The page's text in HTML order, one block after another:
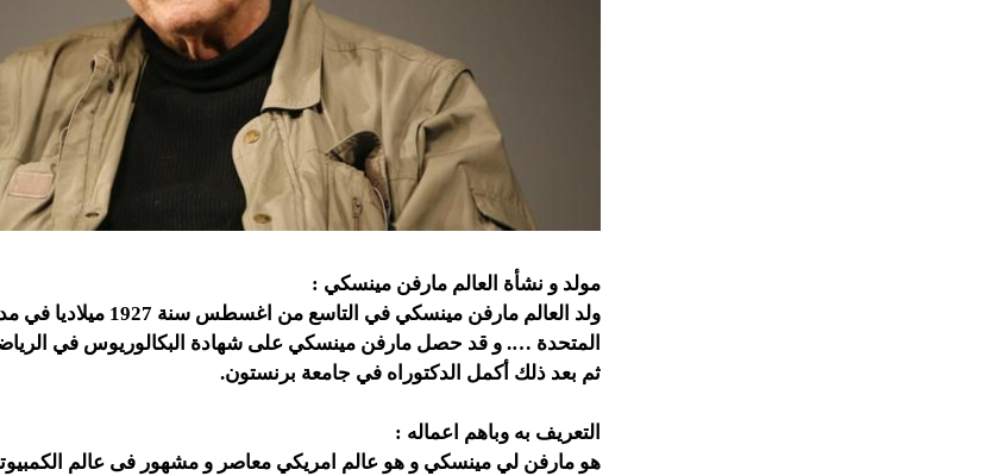
مولد و نشأة العالم مارفن مينسكي :
ولد العالم مارفن مينسكي في
المتحدة …. و قد حصل مارفن مينسكي على شهادة البكالوريوس في
ثم بعد ذلك أكمل الدكتوراه في جامعة برنستون.
التعريف به وباهم اعماله :
هو مارفن لي مينسكي و هو عالم امريكي معاصر و مشهور فى عالم